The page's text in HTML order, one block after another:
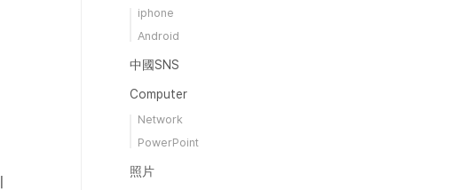
iphone
Android
中國SNS
Computer
Network
PowerPoint
照片